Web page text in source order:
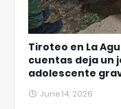
Tiroteo en La
cuentas deja un
adolescente
June 14, 2026